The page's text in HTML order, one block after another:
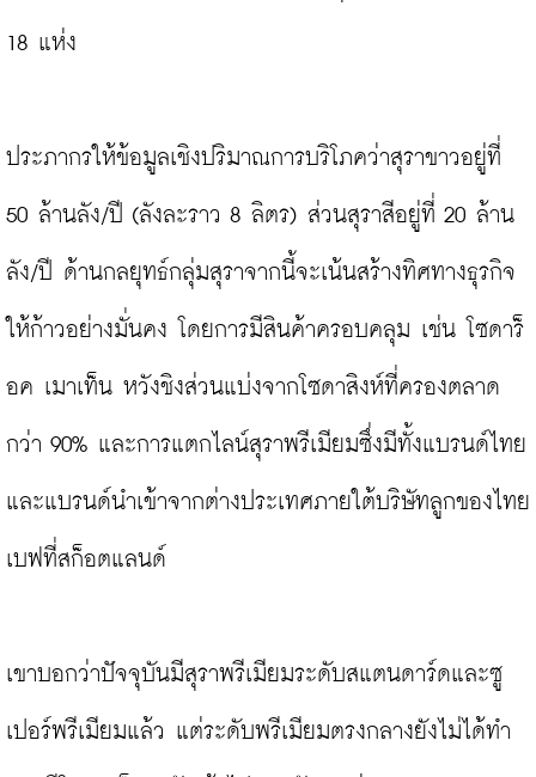
18 แห่ง
ประภากรให้ข้อมูลเชิงปริมาณการบริโภคว่าสุราขาวอยู่ที่
50 ล้านลัง/ปี (ลังละราว 8 ลิตร) ส่วนสุราสีอยู่ที่ 20 ล้าน
ลัง/ปี ด้านกลยุทธ์กลุ่มสุราจากนี้จะเน้นสร้างทิศทางธุรกิจ
ให้ก้าวอย่างมั่นคง โดยการมีสินค้าครอบคลุม เช่น โซดาร็
อค เมาเท็น หวังชิงส่วนแบ่งจากโซดาสิงห์ที่ครองตลาด
กว่า 90% และการแตกไลน์สุราพรีเมียมซึ่งมีทั้งแบรนด์ไทย
และแบรนด์นำเข้าจากต่างประเทศภายใต้บริษัทลูกของไทย
เบฟที่สก็อตแลนด์
เขาบอกว่าปัจจุบันมีสุราพรีเมียมระดับสแตนดาร์ดและซู
เปอร์พรีเมียมแล้ว แต่ระดับพรีเมียมตรงกลางยังไม่ได้ทำ